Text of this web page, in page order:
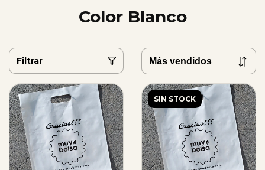
Color Blanco
Filtrar
SIN STOCK